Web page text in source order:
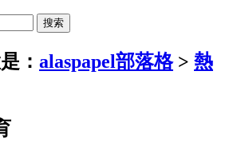
： alaspapel部落格> 熱